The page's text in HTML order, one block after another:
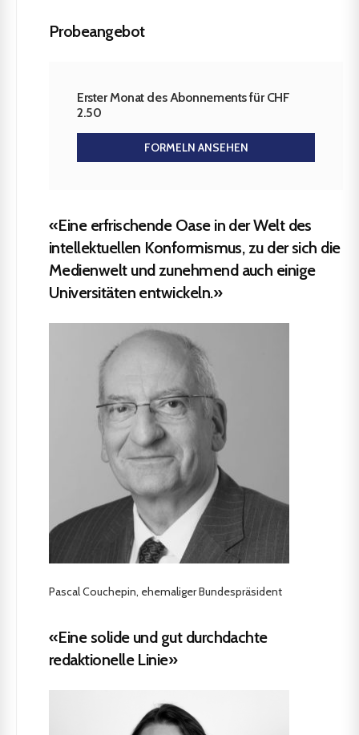
Probeangebot
Erster Monat des Abonnements für CHF
2.50
FORMELN ANSEHEN
«Eine erfrischende Oase in der Welt des
intellektuellen Konformismus, zu der sich die
Medienwelt und zunehmend auch einige
Universitäten entwickeln.»
Pascal Couchepin, ehemaliger Bundespräsident
«Eine solide und gut durchdachte
redaktionelle Linie»